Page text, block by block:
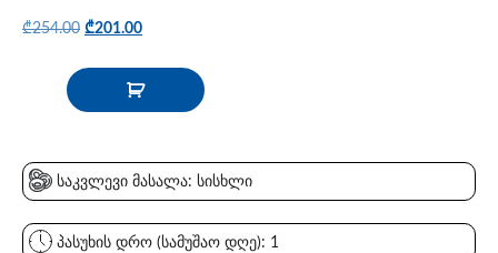
₾254.00 ₾201.00
საკვლევი მასალა: სისხლი
პასუხის დრო (სამუშაო დღე): 1